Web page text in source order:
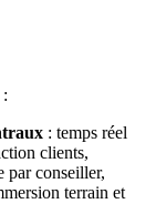
:
: temps réel
clients,
par conseiller,
terrain et